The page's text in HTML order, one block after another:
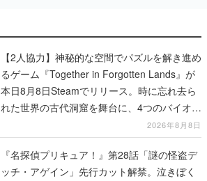
【2人協力】神秘的な空間でパズルを解き進め
るゲーム『Together in Forgotten Lands』が
本日8月8日Steamでリリース。時に忘れ去ら
れた世界の古代洞窟を舞台に、4つのバイオー
2026年8月8日
『名探偵プリキュア！』第28話「謎の怪盗デ
ッチ・アゲイン」先行カット解禁。泣きぼく